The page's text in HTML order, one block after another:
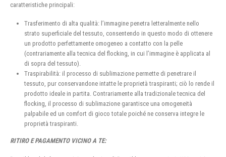
caratteristiche principali:
Trasferimento di alta qualità: l’immagine penetra letteralmente nello
strato superficiale del tessuto, consentendo in questo modo di ottenere
un prodotto perfettamente omogeneo a contatto con la pelle
(contrariamente alla tecnica del flocking, in cui l’immagine è applicata al
di sopra del tessuto).
Traspirabilità: il processo di sublimazione permette di penetrare il
tessuto, pur conservandone intatte le proprietà traspiranti; ciò lo rende il
prodotto ideale in partita. Contrariamente alla tradizionale tecnica del
flocking, il processo di sublimazione garantisce una omogeneità
palpabile ed un comfort di gioco totale poiché ne conserva integre le
proprietà traspiranti.
RITIRO E PAGAMENTO VICINO A TE: